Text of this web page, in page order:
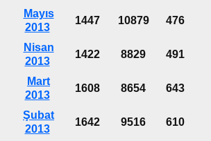
Mayıs
2013
1447 10879 476
Nisan
2013
1422 8829 491
Mart
2013
1608 8654 643
Şubat
2013
1642 9516 610